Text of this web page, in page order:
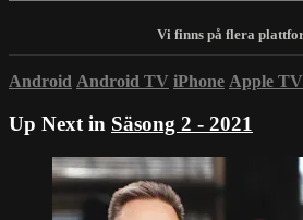
Android Android TV iPhone Apple TV
Up Next in Säsong 2 - 2021